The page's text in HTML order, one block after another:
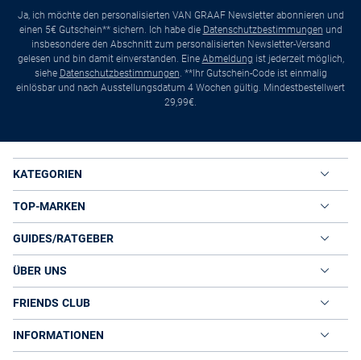
Ja, ich möchte den personalisierten VAN GRAAF Newsletter abonnieren und
einen 5€ Gutschein** sichern. Ich habe die Datenschutzbestimmungen und
insbesondere den Abschnitt zum personalisierten Newsletter-Versand
gelesen und bin damit einverstanden. Eine Abmeldung ist jederzeit möglich,
siehe Datenschutzbestimmungen . **Ihr Gutschein-Code ist einmalig
einlösbar und nach Ausstellungsdatum 4 Wochen gültig. Mindestbestellwert
29,99€.
KATEGORIEN
TOP-MARKEN
GUIDES/RATGEBER
ÜBER UNS
FRIENDS CLUB
INFORMATIONEN